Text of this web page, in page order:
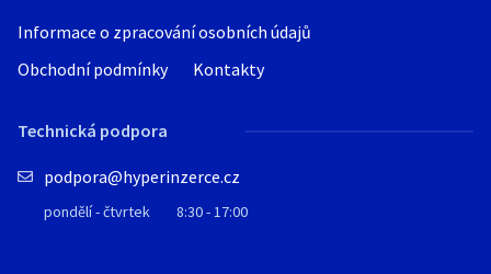
Informace o zpracování osobních údajů
Obchodní podmínky
Kontakty
Technická podpora
podpora@hyperinzerce.cz
pondělí - čtvrtek 8:30 - 17:00